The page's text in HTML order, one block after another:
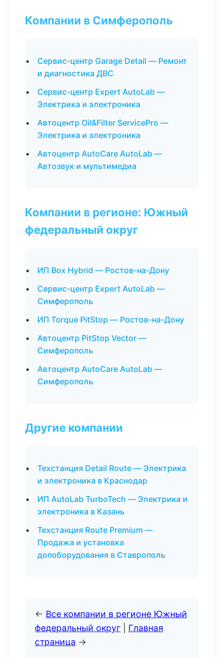
Компании в Симферополь
Сервис-центр Garage Detail — Ремонт
и диагностика ДВС
Сервис-центр Expert AutoLab —
Электрика и электроника
Автоцентр Oil&Filter ServicePro —
Электрика и электроника
Автоцентр AutoCare AutoLab —
Автозвук и мультимедиа
Компании в регионе: Южный
федеральный округ
ИП Box Hybrid — Ростов-на-Дону
Сервис-центр Expert AutoLab —
Симферополь
ИП Torque PitStop — Ростов-на-Дону
Автоцентр PitStop Vector —
Симферополь
Автоцентр AutoCare AutoLab —
Симферополь
Другие компании
Техстанция Detail Route — Электрика
и электроника в Краснодар
ИП AutoLab TurboTech — Электрика и
электроника в Казань
Техстанция Route Premium —
Продажа и установка
допоборудования в Ставрополь
← Все компании в регионе Южный
федеральный округ
Главная
страница →